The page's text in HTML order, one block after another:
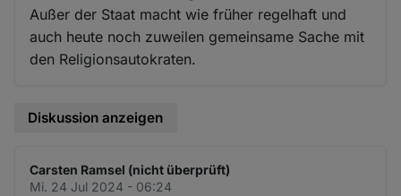
Außer der Staat macht wie früher regelhaft und
auch heute noch zuweilen gemeinsame Sache mit
den Religionsautokraten.
Diskussion anzeigen
Carsten Ramsel (nicht überprüft)
Mi. 24 Jul 2024 - 06:24